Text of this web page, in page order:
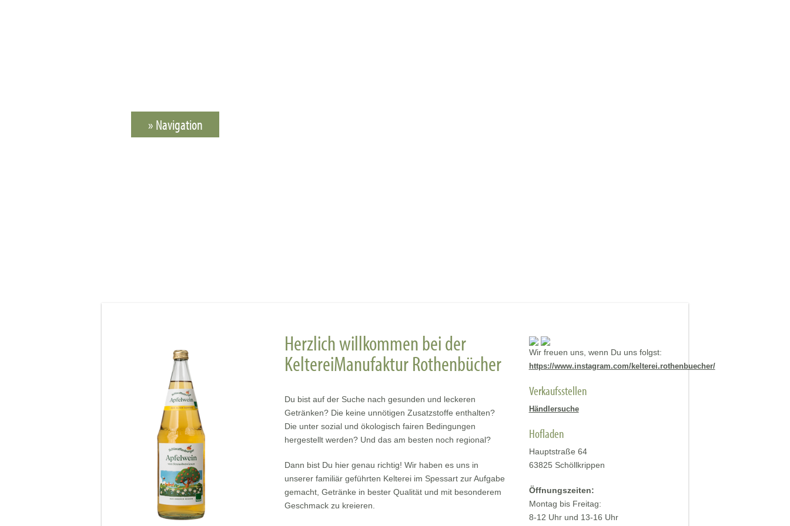
» Navigation
Herzlich willkommen bei der
KeltereiManufaktur Rothenbücher
Du bist auf der Suche nach gesunden und leckeren
Getränken? Die keine unnötigen Zusatzstoffe enthalten?
Die unter sozial und ökologisch fairen Bedingungen
hergestellt werden? Und das am besten noch regional?
Dann bist Du hier genau richtig! Wir haben es uns in
unserer familiär geführten Kelterei im Spessart zur Aufgabe
gemacht, Getränke in bester Qualität und mit besonderem
Geschmack zu kreieren.
Wir freuen uns, wenn Du uns folgst:
https://www.instagram.com/kelterei.rothenbuecher/
Verkaufsstellen
Händlersuche
Hofladen
Hauptstraße 64
63825 Schöllkrippen
Öffnungszeiten:
Montag bis Freitag:
8-12 Uhr und 13-16 Uhr